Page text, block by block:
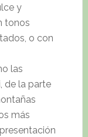
y
tonos
o con
las
de la parte
más